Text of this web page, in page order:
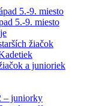
5.-9. miesto
5.-9. miesto
žiačok
a junioriek
– juniorky